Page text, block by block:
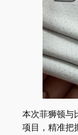
本次菲狮顿与
项目，精准把